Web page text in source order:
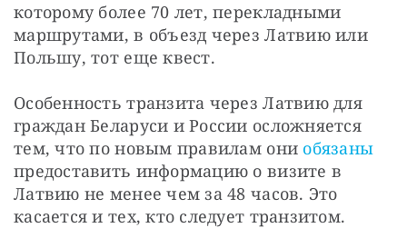
которому более 70 лет, перекладными
маршрутами, в объезд через Латвию или
Польшу, тот еще квест.
Особенность транзита через Латвию для
граждан Беларуси и России осложняется
тем, что по новым правилам они обязаны
предоставить информацию о визите в
Латвию не менее чем за 48 часов. Это
касается и тех, кто следует транзитом.